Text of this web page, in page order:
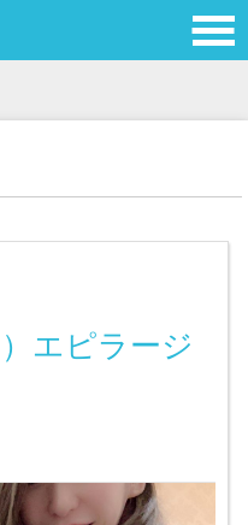
エピラージ